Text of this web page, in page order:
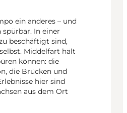
ein anderes – und
In einer
beschäftigt sind,
Middelfart hält
können: die
die Brücken und
hier sind
aus dem Ort